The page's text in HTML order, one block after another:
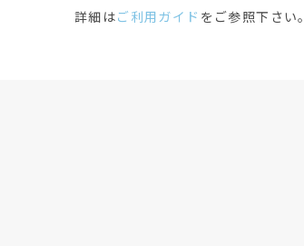
詳細はご利用ガイド をご参照下さい。